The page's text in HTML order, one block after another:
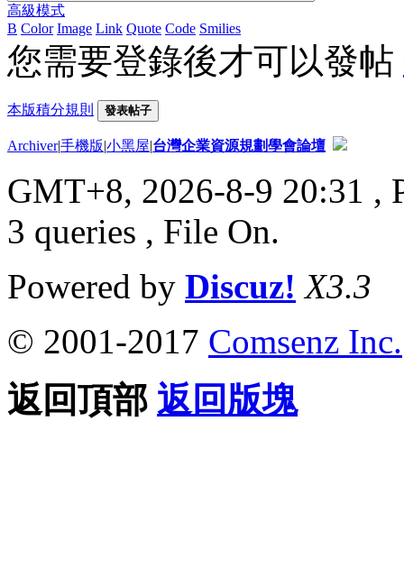
高級模式
B Color Image Link Quote Code Smilies
您需要登錄後才可以發帖
本版積分規則 發表帖子
Archiver|手機版|小黑屋|台灣企業資源規劃學會論壇
GMT+8, 2026-8-9 20:31 ,
3 queries , File On.
Powered by Discuz! X3.3
© 2001-2017 Comsenz Inc.
返回頂部 返回版塊